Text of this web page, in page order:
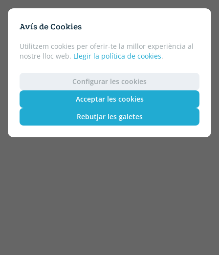
Avís de Cookies
Utilitzem cookies per oferir-te la millor experiència al
nostre lloc web. Llegir la política de cookies.
Configurar les cookies
Acceptar les cookies
Rebutjar les galetes